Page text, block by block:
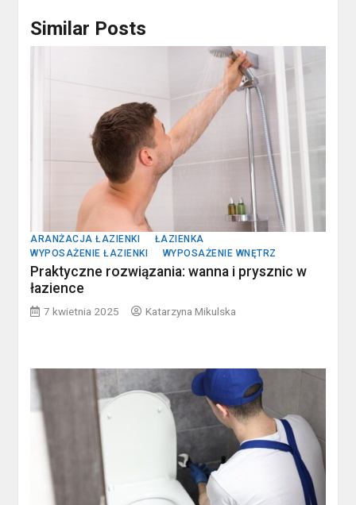
Similar Posts
ARANŻACJA ŁAZIENKI
ŁAZIENKA
WYPOSAŻENIE ŁAZIENKI
WYPOSAŻENIE WNĘTRZ
Praktyczne rozwiązania: wanna i prysznic w
łazience
7 kwietnia 2025 Katarzyna Mikulska